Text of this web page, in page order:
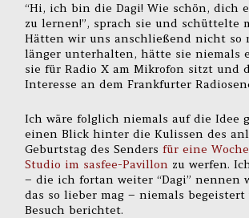
“Hi, ich bin die Dagi! Wie schön, dich
zu lernen!”, sprach sie und schüttelte
Hätten wir uns anschließend nicht so
länger unterhalten, hätte sie niemals
sie für Radio X am Mikrofon sitzt und
Interesse an dem Frankfurter
Ich wäre folglich niemals auf die Idee
einen Blick hinter die Kulissen des
Geburtstag des Sendersfür eine
Studio im sasfee-Pavillon zu werfen.
– die ich fortan weiter “Dagi” nennen
das so lieber mag – niemals
Besuch berichtet.